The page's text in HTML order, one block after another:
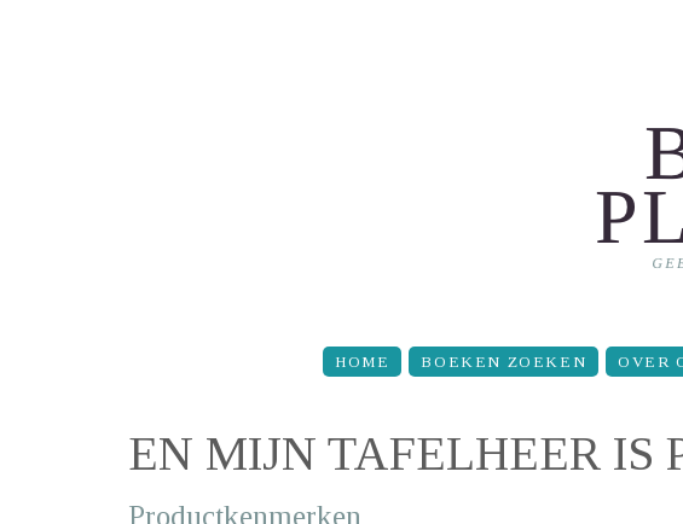
HOME BOEKEN ZOEKEN OVER
EN MIJN TAFELHEER IS
Productkenmerken